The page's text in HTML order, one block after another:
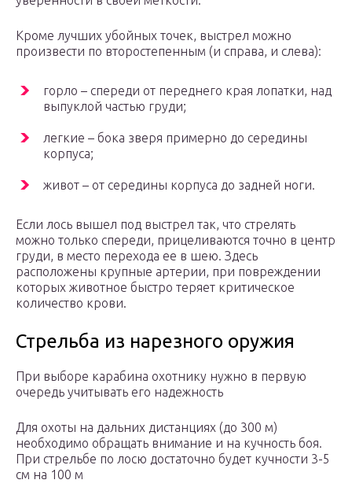
Кроме лучших убойных точек, выстрел можно
произвести по второстепенным (и справа, и слева):
горло – спереди от переднего края лопатки, над
выпуклой частью груди;
легкие – бока зверя примерно до середины
корпуса;
живот – от середины корпуса до задней ноги.
Если лось вышел под выстрел так, что стрелять
можно только спереди, прицеливаются точно в центр
груди, в место перехода ее в шею. Здесь
расположены крупные артерии, при повреждении
которых животное быстро теряет критическое
количество крови.
Стрельба из нарезного оружия
При выборе карабина охотнику нужно в первую
очередь учитывать его надежность
Для охоты на дальних дистанциях (до 300 м)
необходимо обращать внимание и на кучность боя.
При стрельбе по лосю достаточно будет кучности 3-5
см на 100 м